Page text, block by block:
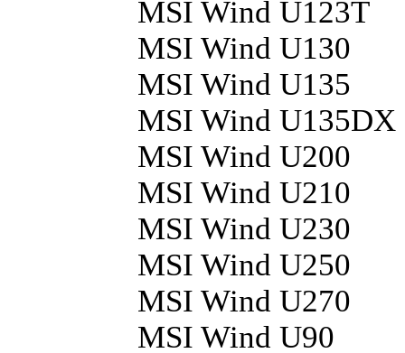
MSI Wind U123T
MSI Wind U130
MSI Wind U135
MSI Wind U135DX
MSI Wind U200
MSI Wind U210
MSI Wind U230
MSI Wind U250
MSI Wind U270
MSI Wind U90